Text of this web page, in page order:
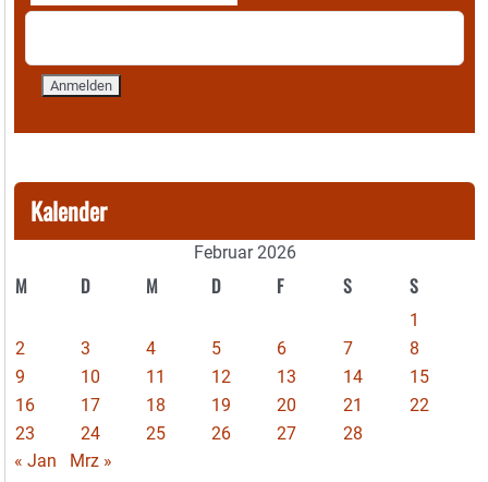
Kalender
Februar 2026
M D M D F S S
1
2
3 4 5 6 7
8
9
10 11 12 13 14
15
16
17 18 19 20 21
22
23
24 25 26 27
28
« Jan
Mrz »